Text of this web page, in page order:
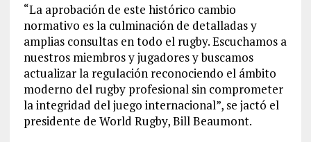
“La aprobación de este histórico cambio
normativo es la culminación de detalladas y
amplias consultas en todo el rugby. Escuchamos a
nuestros miembros y jugadores y buscamos
actualizar la regulación reconociendo el ámbito
moderno del rugby profesional sin comprometer
la integridad del juego internacional”, se jactó el
presidente de World Rugby, Bill Beaumont.